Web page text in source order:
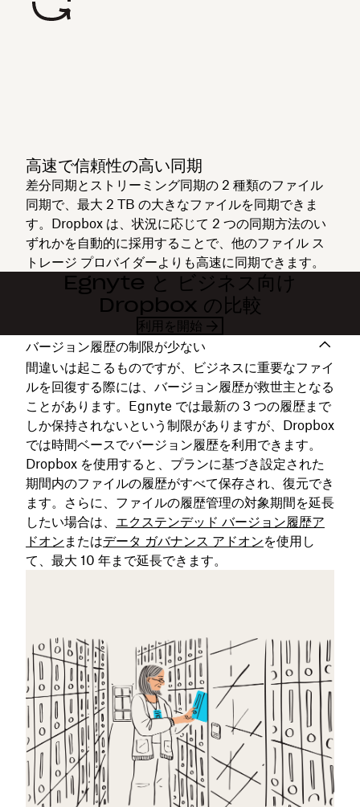
高速で信頼性の高い同期
差分同期とストリーミング同期の 2 種類のファイル
同期で、最大 2 TB の大きなファイルを同期できま
す。Dropbox は、状況に応じて 2 つの同期方法のい
ずれかを自動的に採用することで、他のファイル ス
トレージ プロバイダーよりも高速に同期できます。
Egnyte と ビジネス向け
Dropbox の比較
利用を開始
バージョン履歴の制限が少ない
間違いは起こるものですが、ビジネスに重要なファイ
ルを回復する際には、バージョン履歴が救世主となる
ことがあります。Egnyte では最新の 3 つの履歴まで
しか保持されないという制限がありますが、Dropbox
では時間ベースでバージョン履歴を利用できます。
Dropbox を使用すると、プランに基づき設定された
期間内のファイルの履歴がすべて保存され、復元でき
ます。さらに、ファイルの履歴管理の対象期間を延長
したい場合は、 エクステンデッド バージョン履歴ア
ドオン またはデータ ガバナンス アドオンを使用し
て、最大 10 年まで延長できます。